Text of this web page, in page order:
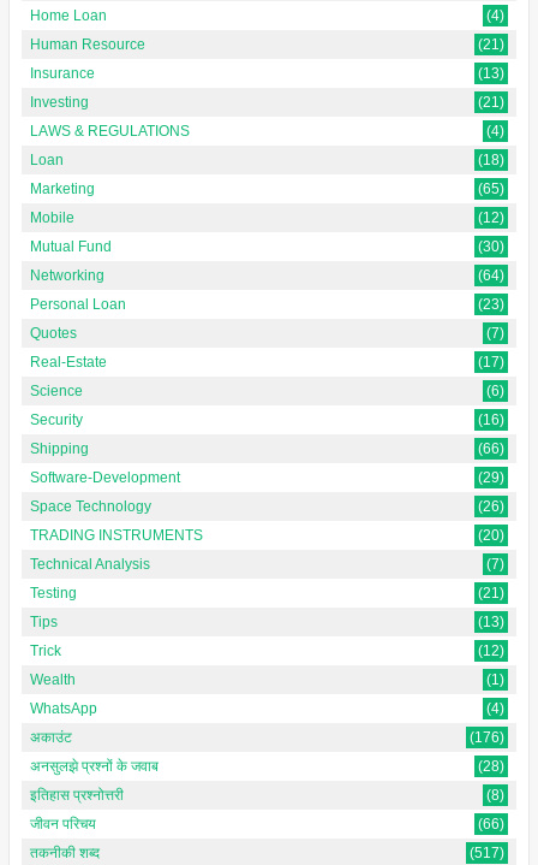
Home Loan
(4)
Human Resource
(21)
Insurance
(13)
Investing
(21)
LAWS & REGULATIONS
(4)
Loan
(18)
Marketing
(65)
Mobile
(12)
Mutual Fund
(30)
Networking
(64)
Personal Loan
(23)
Quotes
(7)
Real-Estate
(17)
Science
(6)
Security
(16)
Shipping
(66)
Software-Development
(29)
Space Technology
(26)
TRADING INSTRUMENTS
(20)
Technical Analysis
(7)
Testing
(21)
Tips
(13)
Trick
(12)
Wealth
(1)
WhatsApp
(4)
अकाउंट
(176)
अनसुलझे प्रश्नों के जवाब
(28)
इतिहास प्रश्नोत्तरी
(8)
जीवन परिचय
(66)
तकनीकी शब्द
(517)